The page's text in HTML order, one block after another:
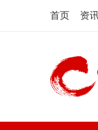
首页 资